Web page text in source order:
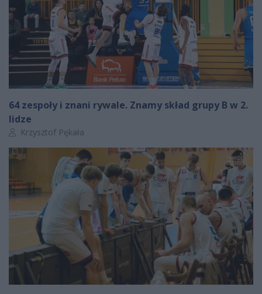
64 zespoły i znani rywale. Znamy skład grupy B w 2.
lidze
Autor artykułu:
Krzysztof Pękała